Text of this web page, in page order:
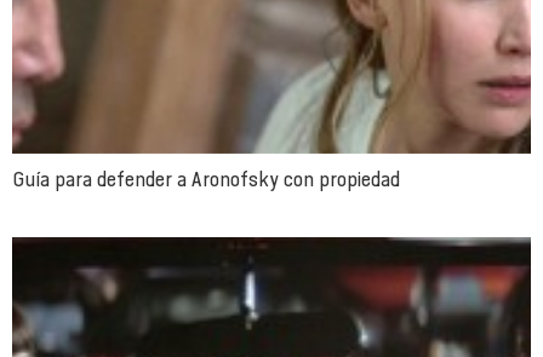
Guía para defender a Aronofsky con propiedad